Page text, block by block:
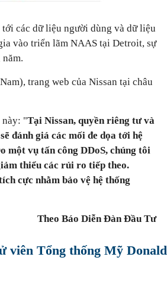
các dữ liệu người dùng và dữ liệu
vào triển lãm NAAS tại Detroit, sự
trang web của Nissan tại châu
này: "Tại Nissan, quyền riêng tư và
đánh giá các mối đe dọa tới hệ
một vụ tấn công DDoS, chúng tôi
thiểu các rủi ro tiếp theo.
cực nhằm bảo vệ hệ thống
Theo Báo Diễn Đàn Đầu Tư
viên Tổng thống Mỹ Donald